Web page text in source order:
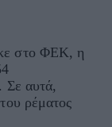
στο ΦΕΚ, η
Σε αυτά,
ρέματος